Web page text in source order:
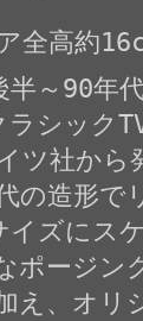
全高約
半～90年
ラシック
ツ社から
の造形
イズにス
ポージ
え、オ